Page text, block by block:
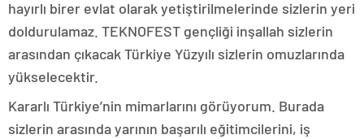
hayırlı birer evlat olarak yetiştirilmelerinde sizlerin yeri
doldurulamaz. TEKNOFEST gençliği inşallah sizlerin
arasından çıkacak Türkiye Yüzyılı sizlerin omuzlarında
yükselecektir.
Kararlı Türkiye’nin mimarlarını görüyorum. Burada
sizlerin arasında yarının başarılı eğitimcilerini, iş